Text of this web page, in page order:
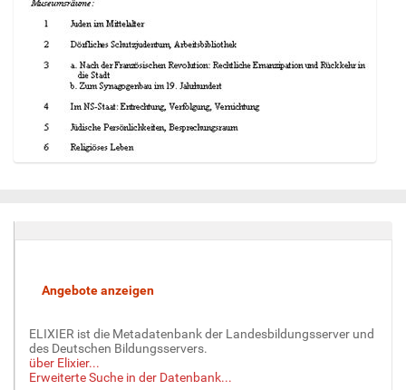
e
n
ELIXIER ist die Metadatenbank der Landesbildungsserver und
des Deutschen Bildungsservers.
über Elixier...
Erweiterte Suche in der Datenbank...